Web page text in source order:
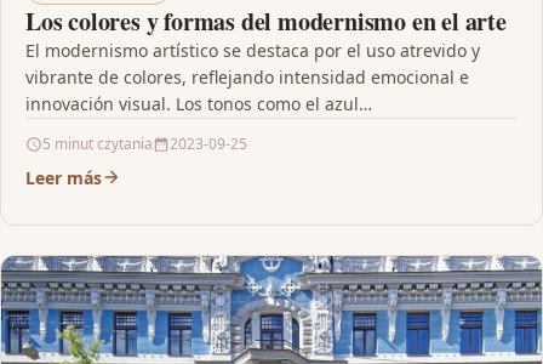
Los colores y formas del modernismo en el arte
El modernismo artístico se destaca por el uso atrevido y
vibrante de colores, reflejando intensidad emocional e
innovación visual. Los tonos como el azul…
5 minut czytania 2023-09-25
Leer más